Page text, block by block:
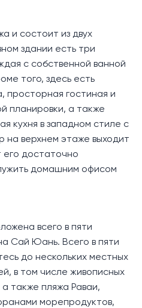
и состоит из двух
здании есть три
с собственной ванной
того, здесь есть
просторная гостиная и
планировки, а также
кухня в западном стиле с
на верхнем этаже выходит
его достаточно
домашним офисом
всего в пяти
Сай Юань. Всего в пяти
до нескольких местных
в том числе живописных
также пляжа Раваи,
морепродуктов,